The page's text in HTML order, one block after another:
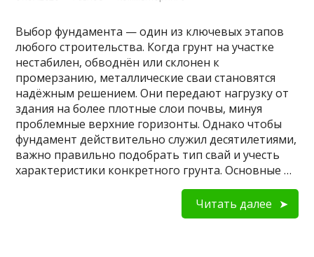
Выбор фундамента — один из ключевых этапов
любого строительства. Когда грунт на участке
нестабилен, обводнён или склонен к
промерзанию, металлические сваи становятся
надёжным решением. Они передают нагрузку от
здания на более плотные слои почвы, минуя
проблемные верхние горизонты. Однако чтобы
фундамент действительно служил десятилетиями,
важно правильно подобрать тип свай и учесть
характеристики конкретного грунта. Основные …
Читать далее